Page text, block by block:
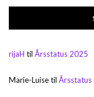
rijaH til Årsstatus 2025
Marie-Luisetil Årsstatus